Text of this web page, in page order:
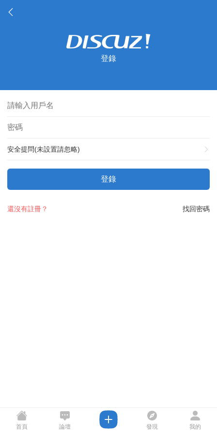
登錄
安全提問(未設置請忽略)
登錄
找回密碼
還沒有註冊？
首頁 論壇 發現 我的